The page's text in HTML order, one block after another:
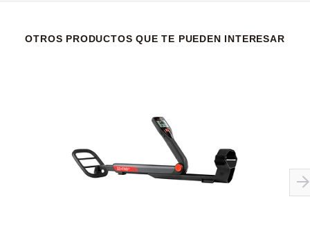
OTROS PRODUCTOS QUE TE PUEDEN INTERESAR